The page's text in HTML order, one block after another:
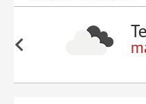
22°C